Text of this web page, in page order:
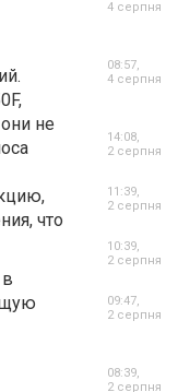
не
что
4 серпня
08:57,
4 серпня
14:08,
2 серпня
11:39,
2 серпня
10:39,
2 серпня
09:47,
2 серпня
08:39,
2 серпня